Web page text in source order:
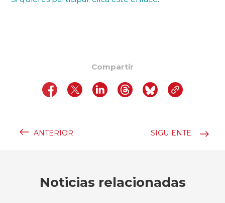
Compartir
ANTERIOR SIGUIENTE
Noticias relacionadas